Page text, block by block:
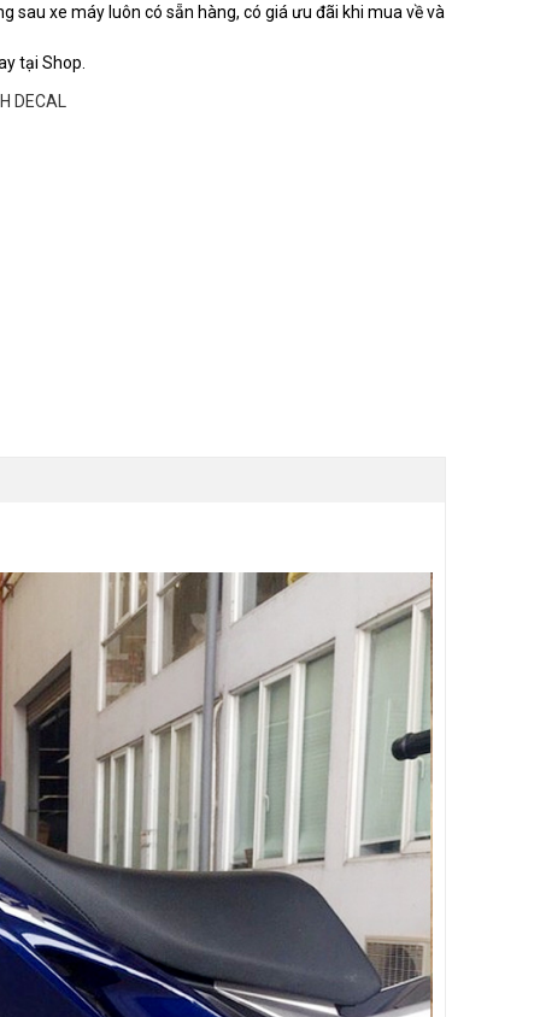
sau xe máyluôn có sẵn hàng, có giá ưu đãi khi mua về và
tại Shop.